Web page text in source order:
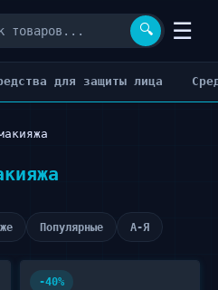
🔍 ☰
для защиты лица
Популярные А-Я
-40%